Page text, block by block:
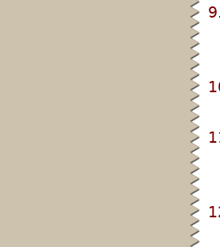
9.